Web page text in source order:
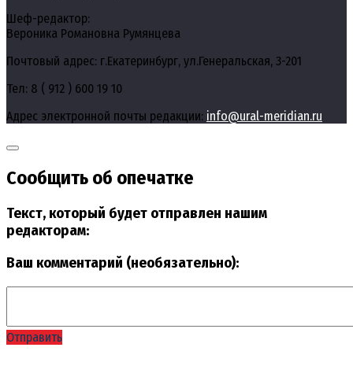
Шеф-редактор:
Вероника Романовна Румянцева
Почтовый адрес: г.Екатеринбург, ул.Генеральская, 3-201
Тел: 8 ( 912 ) 600 19 10
Адрес электронной почты редакции: info@ural-meridian.ru
Сообщить об опечатке
Текст, который будет отправлен нашим
редакторам:
Ваш комментарий (необязательно):
Отправить